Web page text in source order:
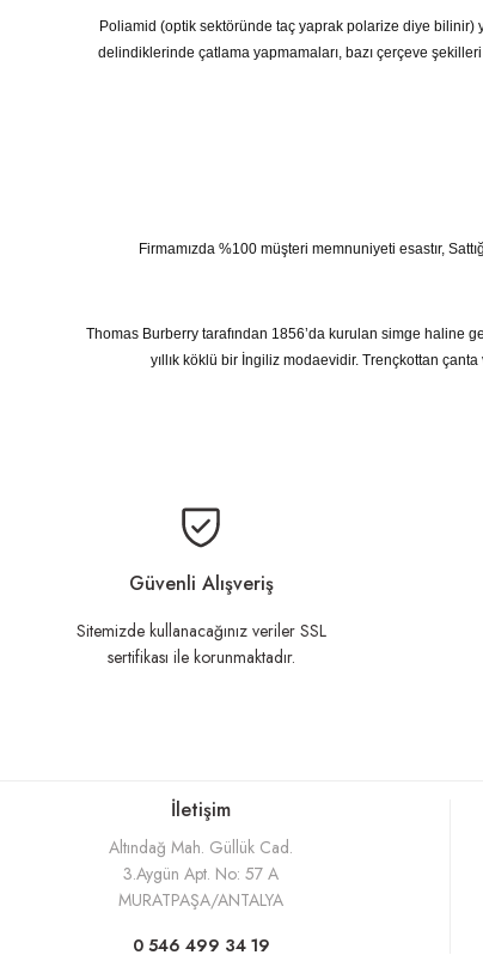
Poliamid (optik sektöründe taç yaprak polarize diye bilinir)
delindiklerinde çatlama yapmamaları, bazı çerçeve
Firmamızda %100 müşteri memnuniyeti esastır,
Thomas Burberry tarafından 1856’da kurulan simge haline
yıllık köklü bir İngiliz modaevidir. Trençkottan
Ürün resmi kalitesiz, bozuk veya görüntülenemiyor.
Ürün açıklamasında eksik bilgiler bulunuyor.
Ürün bilgilerinde hatalar bulunuyor.
Ürün fiyatı diğer sitelerden daha pahalı.
Güvenli Alışveriş
Sitemizde kullanacağınız veriler SSL
sertifikası ile korunmaktadır.
İletişim
Altındağ Mah. Güllük Cad.
3.Aygün Apt. No: 57 A
MURATPAŞA/ANTALYA
0 546 499 34 19